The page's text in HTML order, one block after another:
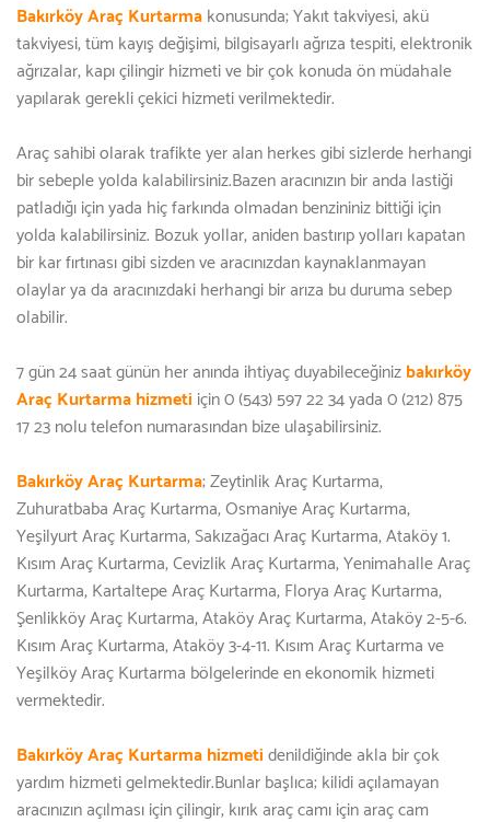
Bakırköy Araç Kurtarmakonusunda; Yakıt takviyesi, akü
takviyesi, tüm kayış değişimi, bilgisayarlı ağrıza tespiti, elektronik
ağrızalar, kapı çilingir hizmeti ve bir çok konuda ön müdahale
yapılarak gerekli çekici hizmeti verilmektedir.
Araç sahibi olarak trafikte yer alan herkes gibi sizlerde herhangi
bir sebeple yolda kalabilirsiniz.Bazen aracınızın bir anda lastiği
patladığı için yada hiç farkında olmadan benzininiz bittiği için
yolda kalabilirsiniz. Bozuk yollar, aniden bastırıp yolları kapatan
bir kar fırtınası gibi sizden ve aracınızdan kaynaklanmayan
olaylar ya da aracınızdaki herhangi bir arıza bu duruma sebep
olabilir.
7 gün 24 saat günün her anında ihtiyaç duyabileceğinizbakırköy
Araç Kurtarma hizmeti için 0 (543) 597 22 34 yada 0 (212) 875
17 23 nolu telefon numarasından bize ulaşabilirsiniz.
Bakırköy Araç Kurtarma; Zeytinlik Araç Kurtarma,
Zuhuratbaba Araç Kurtarma, Osmaniye Araç Kurtarma,
Yeşilyurt Araç Kurtarma, Sakızağacı Araç Kurtarma, Ataköy 1.
Kısım Araç Kurtarma, Cevizlik Araç Kurtarma, Yenimahalle Araç
Kurtarma, Kartaltepe Araç Kurtarma, Florya Araç Kurtarma,
Şenlikköy Araç Kurtarma, Ataköy Araç Kurtarma, Ataköy 2-5-6.
Kısım Araç Kurtarma, Ataköy 3-4-11. Kısım Araç Kurtarma ve
Yeşilköy Araç Kurtarma bölgelerinde en ekonomik hizmeti
vermektedir.
Bakırköy Araç Kurtarma hizmetidenildiğinde akla bir çok
yardım hizmeti gelmektedir.Bunlar başlıca; kilidi açılamayan
aracınızın açılması için çilingir, kırık araç camı için araç cam